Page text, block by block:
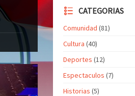
CATEGORIAS
Comunidad (81)
Cultura (40)
Deportes (12)
Espectaculos (7)
Historias (5)